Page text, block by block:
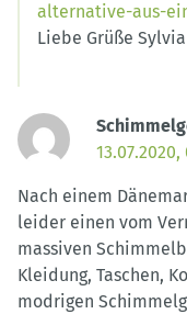
alternative-aus-
Liebe Grüße Sylvia
13.07.2020,
Nach einem
leider einen vom
massiven
Kleidung, Taschen,
modrigen